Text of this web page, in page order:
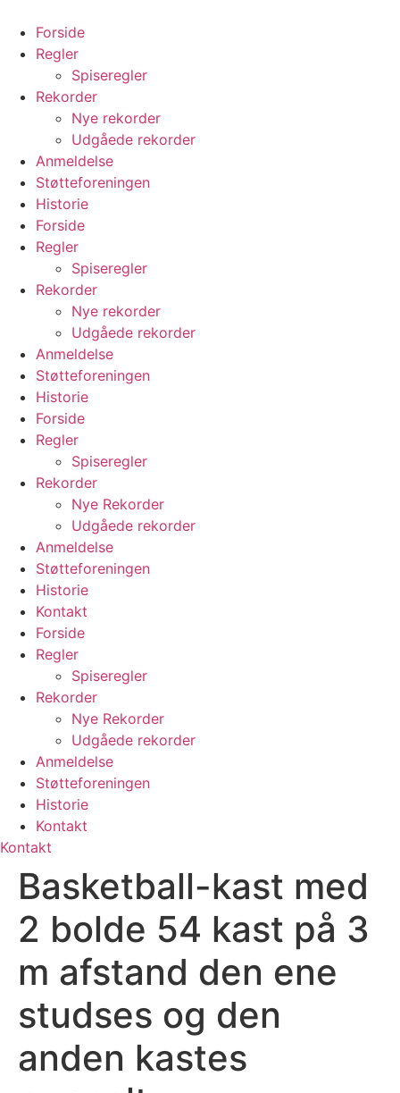
indhold
Forside
Regler
Spiseregler
Rekorder
Nye rekorder
Udgåede rekorder
Anmeldelse
Støtteforeningen
Historie
Forside
Regler
Spiseregler
Rekorder
Nye rekorder
Udgåede rekorder
Anmeldelse
Støtteforeningen
Historie
Forside
Regler
Spiseregler
Rekorder
Nye Rekorder
Udgåede rekorder
Anmeldelse
Støtteforeningen
Historie
Kontakt
Forside
Regler
Spiseregler
Rekorder
Nye Rekorder
Udgåede rekorder
Anmeldelse
Støtteforeningen
Historie
Kontakt
Kontakt
Basketball-kast med
2 bolde 54 kast på 3
m afstand den ene
studses og den
anden kastes